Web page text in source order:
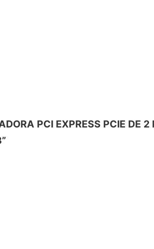
PCI EXPRESS PCIE DE 2